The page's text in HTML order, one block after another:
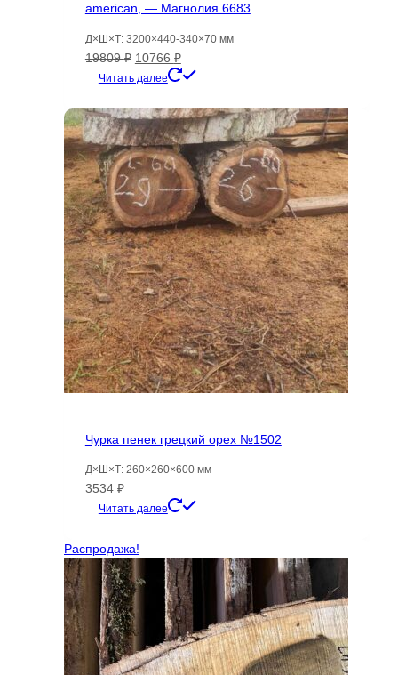
american, — Магнолия 6683
Д×Ш×Т: 3200×440-340×70 мм
19809₽ Первоначальная
цена
19809 ₽.
10766 ₽Текущая
цена:
Читать далее
Чурка пенек грецкий орех №1502
Д×Ш×Т: 260×260×600 мм
3534 ₽
Читать далее
Распродажа!